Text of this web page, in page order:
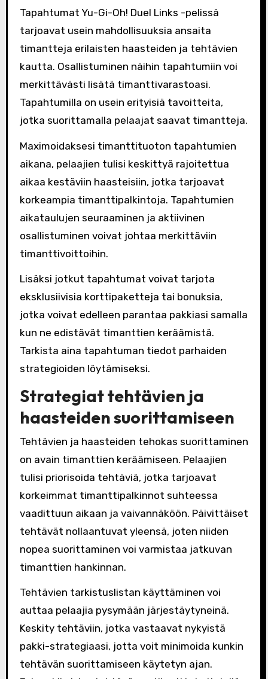
Tapahtumat Yu-Gi-Oh! Duel Links -pelissä
tarjoavat usein mahdollisuuksia ansaita
timantteja erilaisten haasteiden ja tehtävien
kautta. Osallistuminen näihin tapahtumiin voi
merkittävästi lisätä timanttivarastoasi.
Tapahtumilla on usein erityisiä tavoitteita,
jotka suorittamalla pelaajat saavat timantteja.
Maximoidaksesi timanttituoton tapahtumien
aikana, pelaajien tulisi keskittyä rajoitettua
aikaa kestäviin haasteisiin, jotka tarjoavat
korkeampia timanttipalkintoja. Tapahtumien
aikataulujen seuraaminen ja aktiivinen
osallistuminen voivat johtaa merkittäviin
timanttivoittoihin.
Lisäksi jotkut tapahtumat voivat tarjota
eksklusiivisia korttipaketteja tai bonuksia,
jotka voivat edelleen parantaa pakkiasi samalla
kun ne edistävät timanttien keräämistä.
Tarkista aina tapahtuman tiedot parhaiden
strategioiden löytämiseksi.
Strategiat tehtävien ja
haasteiden suorittamiseen
Tehtävien ja haasteiden tehokas suorittaminen
on avain timanttien keräämiseen. Pelaajien
tulisi priorisoida tehtäviä, jotka tarjoavat
korkeimmat timanttipalkinnot suhteessa
vaadittuun aikaan ja vaivannäköön. Päivittäiset
tehtävät nollaantuvat yleensä, joten niiden
nopea suorittaminen voi varmistaa jatkuvan
timanttien hankinnan.
Tehtävien tarkistuslistan käyttäminen voi
auttaa pelaajia pysymään järjestäytyneinä.
Keskity tehtäviin, jotka vastaavat nykyistä
pakki-strategiaasi, jotta voit minimoida kunkin
tehtävän suorittamiseen käytetyn ajan.